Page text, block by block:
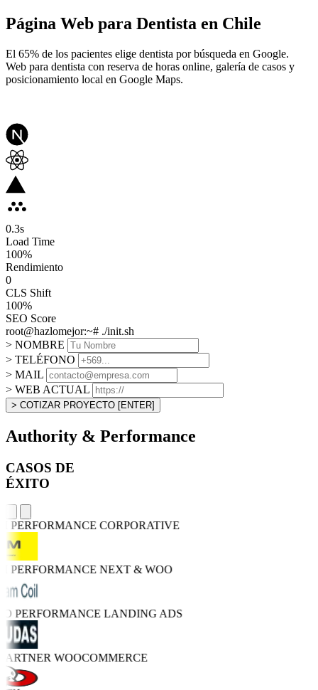
Página Web para Dentista en Chile
El 65% de los pacientes elige dentista por búsqueda en Google.
Web para dentista con reserva de horas online, galería de casos y
posicionamiento local en Google Maps.
0.3s
Load Time
100%
Rendimiento
0
CLS Shift
100%
SEO Score
root@hazlomejor:~# ./init.sh
> NOMBRE
> TELÉFONO
> MAIL
> WEB ACTUAL
> COTIZAR PROYECTO [ENTER]
Authority & Performance
CASOS DE
ÉXITO
PERFORMANCECORPORATIVE
PERFORMANCENEXT & WOO
PERFORMANCELANDING ADS
WOOCOMMERCE